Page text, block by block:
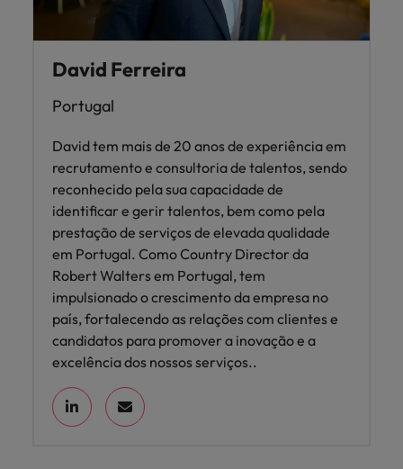
David Ferreira
Portugal
David tem mais de 20 anos de experiência em
recrutamento e consultoria de talentos, sendo
reconhecido pela sua capacidade de
identificar e gerir talentos, bem como pela
prestação de serviços de elevada qualidade
em Portugal. Como Country Director da
Robert Walters em Portugal, tem
impulsionado o crescimento da empresa no
país, fortalecendo as relações com clientes e
candidatos para promover a inovação e a
excelência dos nossos serviços..